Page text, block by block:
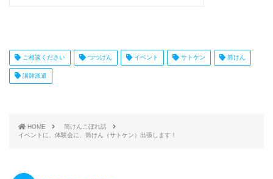
ご相談ください つつけん イベント サトケン 筒けん
講師派遣
HOME
筒けんこぼれ話
イベントに、体験会に、筒けん（サトケン）出張します！